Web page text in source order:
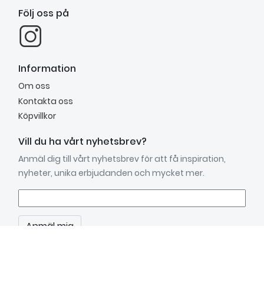
Följ oss på
Information
Om oss
Kontakta oss
Köpvillkor
Vill du ha vårt nyhetsbrev?
Anmäl dig till vårt nyhetsbrev för att få inspiration,
nyheter, unika erbjudanden och mycket mer.
Anmäl mig